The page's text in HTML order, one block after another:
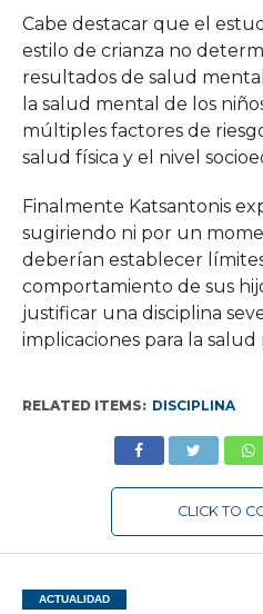
Cabe destacar que el
estilo de crianza no
resultados de salud
la salud mental de los
múltiples factores de
salud física y el nivel
Finalmente Katsantonis
sugiriendo ni por un
deberían establecer
comportamiento de sus
justificar una disciplina
implicaciones para la salud
RELATED ITEMS: DISCIPLINA
CLICK TO
ACTUALIDAD